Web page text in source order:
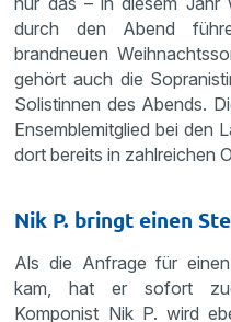
durch den Abend
brandneuen
gehört auch die
Solistinnen des Abends.
Ensemblemitglied bei den
dort bereits in zahlreichen
Nik P. bringt einen
Als die Anfrage für
kam, hat er sofort
Komponist Nik P. wird